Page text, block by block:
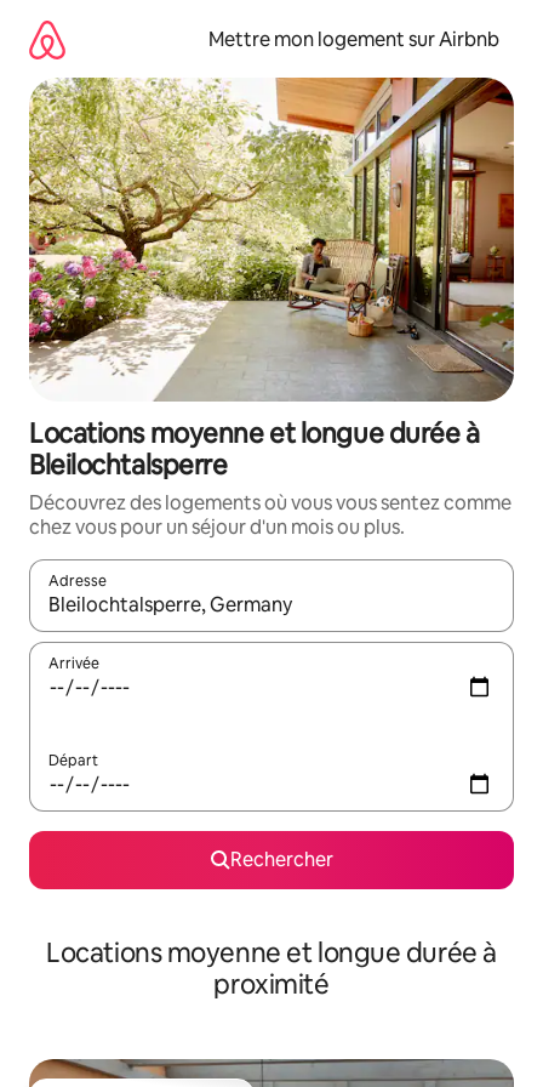
directement
contenu
Mettre mon logement sur Airbnb
Locations moyenne et longue durée à
Bleilochtalsperre
Découvrez des logements où vous vous sentez comme
chez vous pour un séjour d'un mois ou plus.
Adresse
Lorsque les résultats s'affichent, utilisez les flèches vers le
Arrivée
Départ
Rechercher
Locations moyenne et longue durée à
proximité